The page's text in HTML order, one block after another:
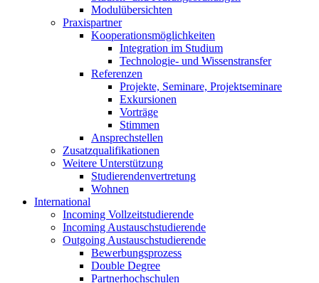
Modulübersichten
Praxispartner
Kooperationsmöglichkeiten
Integration im Studium
Technologie- und Wissenstransfer
Referenzen
Projekte, Seminare, Projektseminare
Exkursionen
Vorträge
Stimmen
Ansprechstellen
Zusatzqualifikationen
Weitere Unterstützung
Studierendenvertretung
Wohnen
International
Incoming Vollzeitstudierende
Incoming Austauschstudierende
Outgoing Austauschstudierende
Bewerbungsprozess
Double Degree
Partnerhochschulen